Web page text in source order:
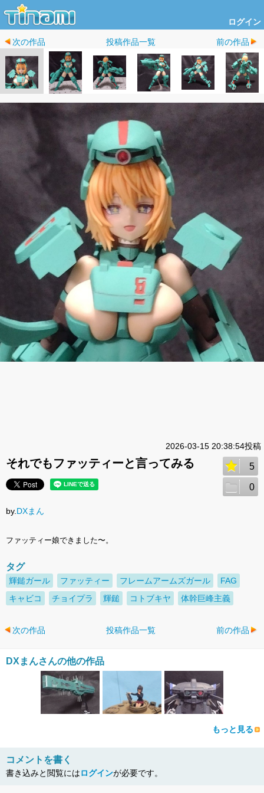
ログイン
次の作品 投稿作品一覧 前の作品
2026-03-15 20:38:54投稿
それでもファッティーと言ってみる 5
0
by. DXまん
ファッティー娘できました〜。
タグ
輝鎚ガール ファッティー フレームアームズガール
FAG
キャビコ
チョイプラ 輝鎚 コトブキヤ 体幹巨峰主義
次の作品 投稿作品一覧 前の作品
DXまんさんの他の作品
もっと見る
コメントを書く
書き込みと閲覧にはログインが必要です。